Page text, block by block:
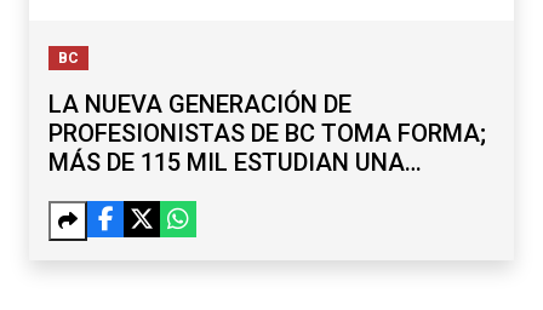
BC
LA NUEVA GENERACIÓN DE
PROFESIONISTAS DE BC TOMA FORMA;
MÁS DE 115 MIL ESTUDIAN UNA